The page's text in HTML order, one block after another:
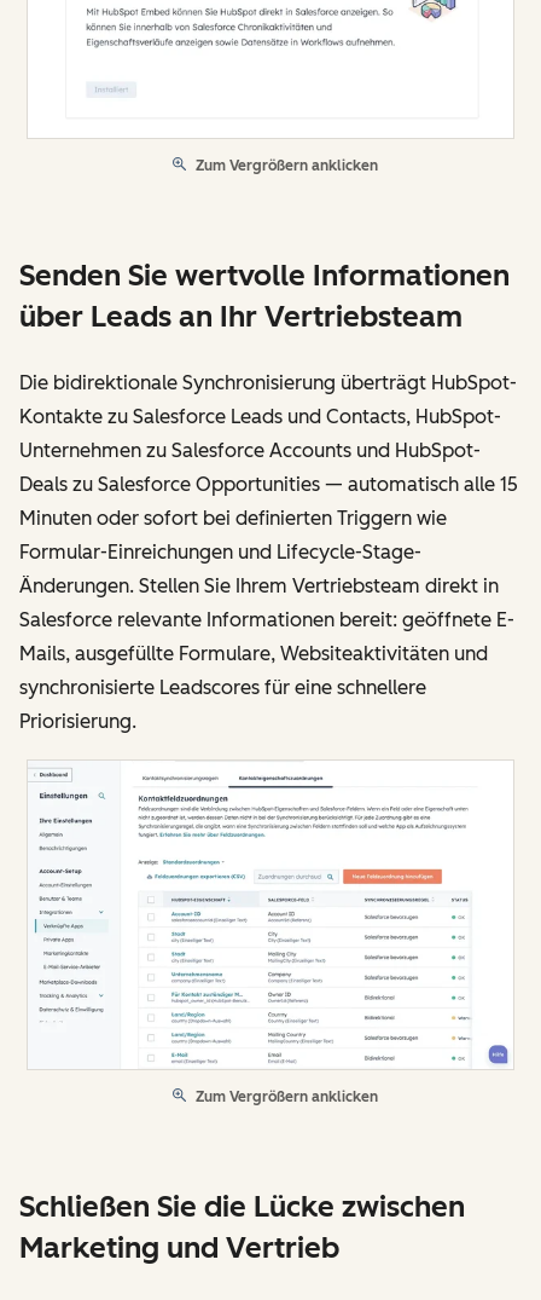
Zum Vergrößern anklicken
Senden Sie wertvolle Informationen
über Leads an Ihr Vertriebsteam
Die bidirektionale Synchronisierung überträgt HubSpot-
Kontakte zu Salesforce Leads und Contacts, HubSpot-
Unternehmen zu Salesforce Accounts und HubSpot-
Deals zu Salesforce Opportunities — automatisch alle 15
Minuten oder sofort bei definierten Triggern wie
Formular-Einreichungen und Lifecycle-Stage-
Änderungen. Stellen Sie Ihrem Vertriebsteam direkt in
Salesforce relevante Informationen bereit: geöffnete E-
Mails, ausgefüllte Formulare, Websiteaktivitäten und
synchronisierte Leadscores für eine schnellere
Priorisierung.
Zum Vergrößern anklicken
Schließen Sie die Lücke zwischen
Marketing und Vertrieb